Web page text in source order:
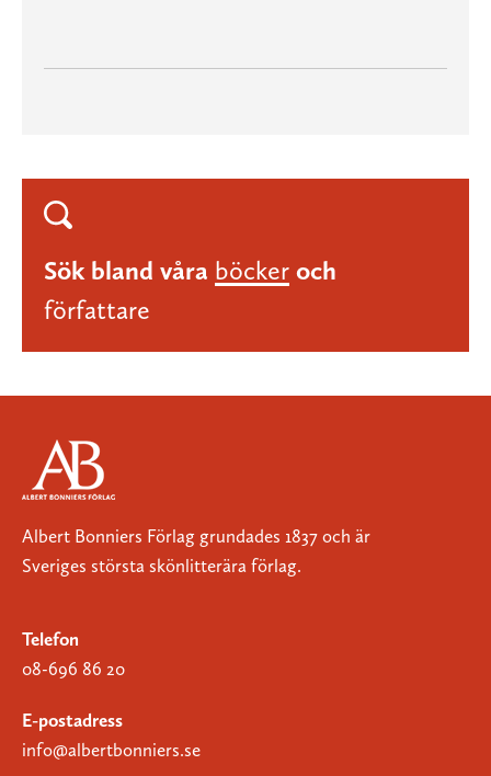
Sök bland våra böcker och
författare
Albert Bonniers Förlag grundades 1837 och är
Sveriges största skönlitterära förlag.
Telefon
08-696 86 20
E-postadress
info@albertbonniers.se